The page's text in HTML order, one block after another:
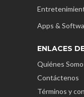
Apps &
ENLACES
Quiénes
Contáctenos
Términos y